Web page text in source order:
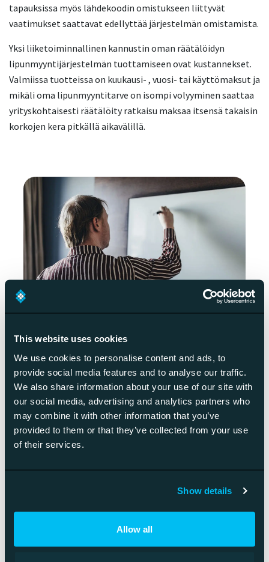
This website uses cookies
We use cookies to personalise content and ads, to
provide social media features and to analyse our traffic.
We also share information about your use of our site with
our social media, advertising and analytics partners who
may combine it with other information that you’ve
provided to them or that they’ve collected from your use
of their services.
Show details
Allow all
tapauksissa myös lähdekoodin omistukseen liittyvät
vaatimukset saattavat edellyttää järjestelmän omistamista.
Yksi liiketoiminnallinen kannustin oman räätälöidyn
lipunmyyntijärjestelmän tuottamiseen ovat kustannekset.
Valmiissa tuotteissa on kuukausi- , vuosi- tai käyttömaksut ja
mikäli oma lipunmyyntitarve on isompi volyyminen saattaa
yrityskohtaisesti räätälöity ratkaisu maksaa itsensä takaisin
korkojen kera pitkällä aikavälillä.
Tarve ratkaisee
etenemisen
Tavoitteenamme on tunnistaa asiakastarpeeseen ja
budjettiin sopiva ratkaisumalli tuotteineen ja
toimittajineen. Konsultoimme mielellämme